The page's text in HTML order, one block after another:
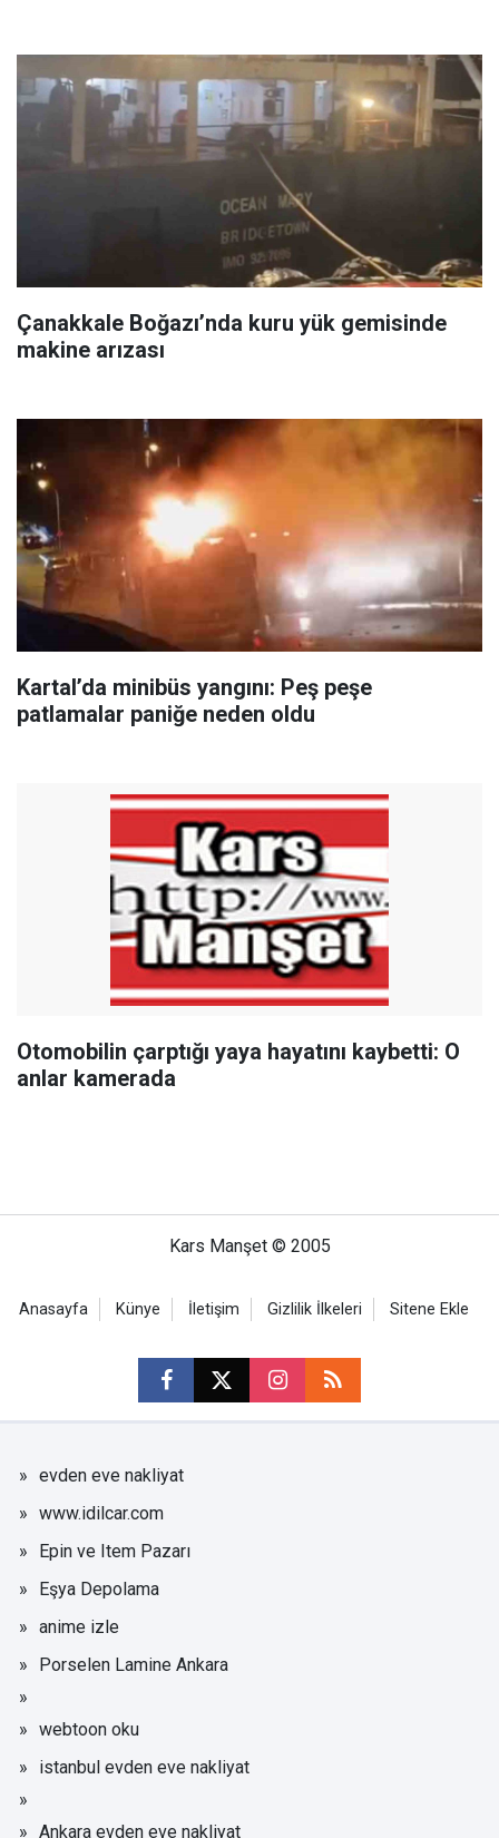
Çanakkale Boğazı’nda kuru yük gemisinde
makine arızası
Kartal’da minibüs yangını: Peş peşe
patlamalar paniğe neden oldu
Otomobilin çarptığı yaya hayatını kaybetti: O
anlar kamerada
Kars Manşet © 2005
Anasayfa Künye İletişim Gizlilik İlkeleri Sitene Ekle
evden eve nakliyat
www.idilcar.com
Epin ve Item Pazarı
Eşya Depolama
anime izle
Porselen Lamine Ankara
webtoon oku
istanbul evden eve nakliyat
Ankara evden eve nakliyat